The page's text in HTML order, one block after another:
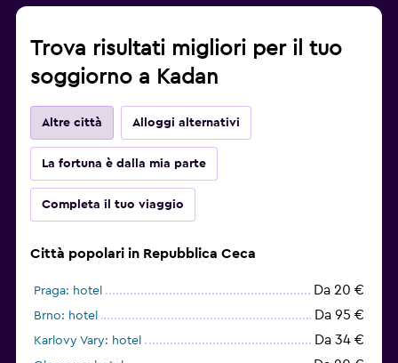
Trova risultati migliori per il tuo
soggiorno a Kadan
Altre città Alloggi alternativi
La fortuna è dalla mia parte
Completa il tuo viaggio
Città popolari in Repubblica Ceca
Praga: hotel Da 20 €
Brno: hotel Da 95 €
Karlovy Vary: hotel Da 34 €